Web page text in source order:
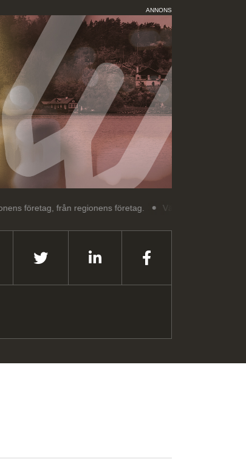
ANNONS
från regionens företag. Välkommen till Jönköping